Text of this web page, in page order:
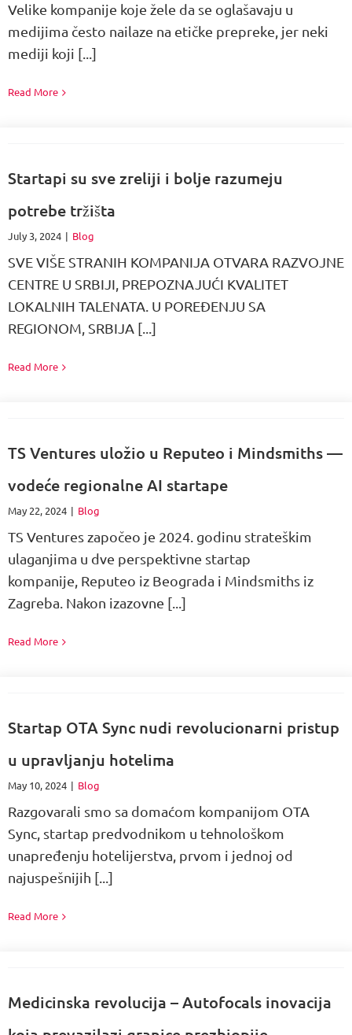
Velike kompanije koje žele da se oglašavaju u
medijima često nailaze na etičke prepreke, jer neki
mediji koji [...]
Read More
Startapi su sve zreliji i bolje razumeju
potrebe tržišta
July 3, 2024 | Blog
SVE VIŠE STRANIH KOMPANIJA OTVARA RAZVOJNE
CENTRE U SRBIJI, PREPOZNAJUĆI KVALITET
LOKALNIH TALENATA. U POREĐENJU SA
REGIONOM, SRBIJA [...]
Read More
TS Ventures uložio u Reputeo i Mindsmiths —
vodeće regionalne AI startape
May 22, 2024 | Blog
TS Ventures započeo je 2024. godinu strateškim
ulaganjima u dve perspektivne startap
kompanije, Reputeo iz Beograda i Mindsmiths iz
Zagreba. Nakon izazovne [...]
Read More
Startap OTA Sync nudi revolucionarni pristup
u upravljanju hotelima
May 10, 2024 | Blog
Razgovarali smo sa domaćom kompanijom OTA
Sync, startap predvodnikom u tehnološkom
unapređenju hotelijerstva, prvom i jednoj od
najuspešnijih [...]
Read More
Medicinska revolucija – Autofocals inovacija